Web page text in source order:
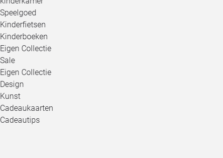
Speelgoed
Kinderfietsen
Kinderboeken
Eigen Collectie
Sale
Eigen Collectie
Design
Kunst
Cadeaukaarten
Cadeautips